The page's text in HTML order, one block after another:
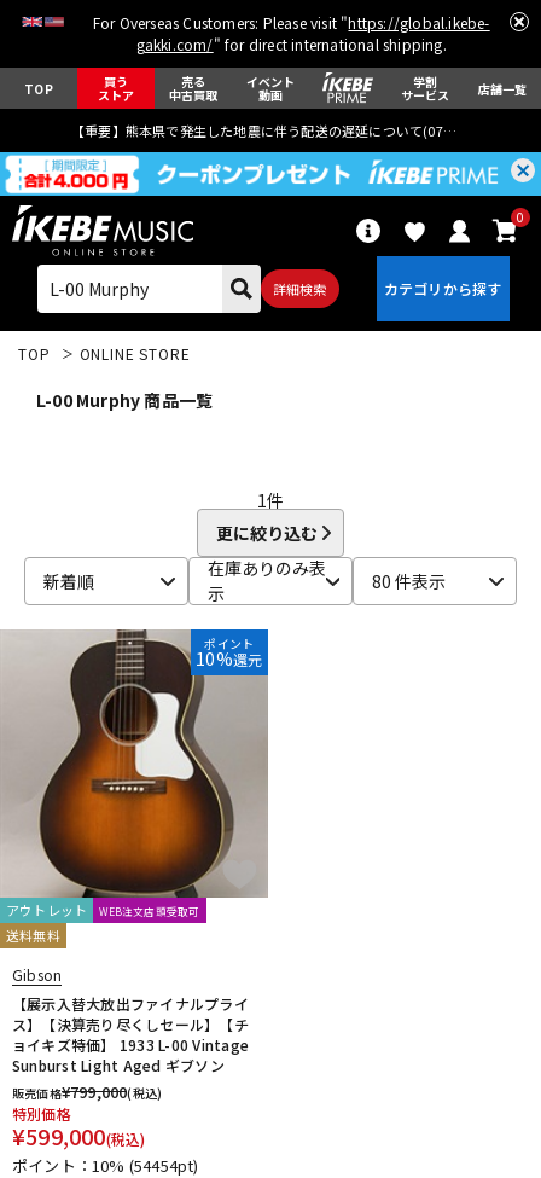
For Overseas Customers: Please visit "https://global.ikebe-
gakki.com/" for direct international shipping.
TOP 買う
ストア
売る
中古買取
イベント
動画
学割
サービス 店舗一覧
【重要】熊本県で発生した地震に伴う配送の遅延について(07月29日
詳細検索
0
ウクレレ
ドラム
キーボード
アンプ
DJ機器
DTM オンライン納品
TOP ONLINE STORE
L-00 Murphy 商品一覧
1件
更に絞り込む
新着順
在庫ありのみ表
示
80 件表示
ポイント
10%還元
アウトレット WEB注文店頭受取可
送料無料
Gibson
【展示入替大放出ファイナルプライ
ス】【決算売り尽くしセール】【チ
ョイキズ特価】 1933 L-00 Vintage
Sunburst Light Aged ギブソン
販売価格¥799,000(税込)
特別価格
¥599,000(税込)
ポイント：10% (54454pt)